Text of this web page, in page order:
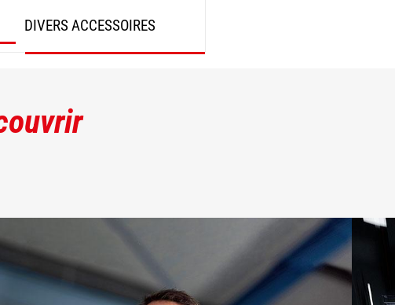
DIVERS ACCESSOIRES